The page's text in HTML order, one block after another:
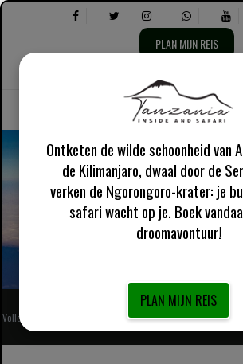
PLAN MIJN REIS
volgende:
Beste tijd om de Kilimanjaro te
Volledig geregistreerde Afrikaanse lokale touroperator
Ontketen de wilde schoonheid van
de Kilimanjaro, dwaal door de
verken de Ngorongoro-krater: je
safari wacht op je. Boek
droomavontuur!
PLAN MIJN REIS